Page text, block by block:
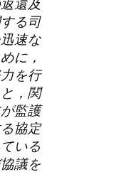
る司
速な
に，
を行
，関
監護
協定
いる
議を